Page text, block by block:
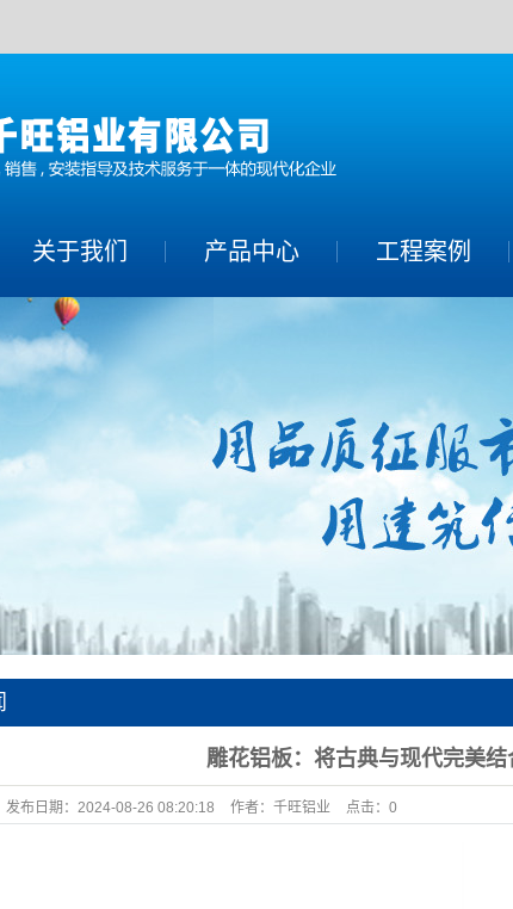
关于我们
产品中心
铝单板系列
蜂窝铝板系列
铝合金空调罩系
工程案例
雕花铝板：将古典与现代完美
发布日期： 2024-08-26 08:20:18 作者： 千旺铝业 点击： 0